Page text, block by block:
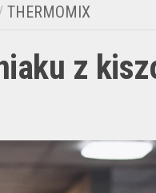
piekarnik
tabletka
do
sposób?
THERMOMIX
z